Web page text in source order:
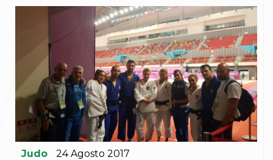
Media
Partners
Trasparenza
Judo
La disciplina
News
Attività Didattica
Gare e Risultati
Albi Federali
Arbitri
Lotta
La disciplina
News
Judo 24Agosto 2017